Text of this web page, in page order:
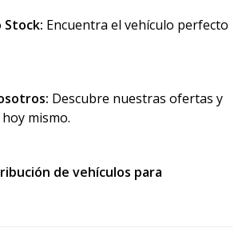
Stock: Encuentra el vehículo perfecto
Descubre nuestras ofertas y
mismo.
de vehículos para